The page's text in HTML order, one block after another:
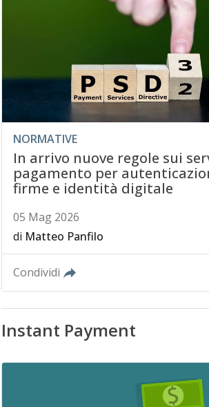
NORMATIVE
In arrivo nuove regole sui
pagamento per
firme e identità digitale
05 Mag 2026
di Matteo Panfilo
Condividi
Instant Payment